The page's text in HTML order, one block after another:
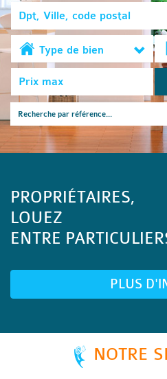
Type de bien
PROPRIÉTAIRES,
LOUEZ
ENTRE
PLUS
NOTRE